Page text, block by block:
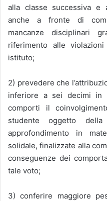
alla classe successiva e
anche a fronte di
mancanze disciplinari
riferimento alle
istituto;
2) prevedere che
inferiore a sei decimi in
comporti il
studente oggetto
approfondimento in
solidale, finalizzate alla
conseguenze dei
tale voto;
3) conferire maggiore